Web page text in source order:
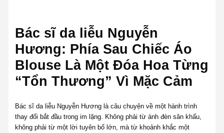
Bác sĩ da liễu Nguyễn
Hương: Phía Sau Chiếc Áo
Blouse Là Một Đóa Hoa Từng
“Tổn Thương” Vì Mặc Cảm
Bác sĩ da liễu Nguyễn Hương là câu chuyện về một hành trình
thay đổi bắt đầu trong im lặng. Không phải từ ánh đèn sân khấu,
không phải từ một lời tuyên bố lớn, mà từ khoảnh khắc một